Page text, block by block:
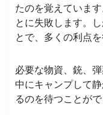
たのを覚えていま
とに失敗します。
とで、多くの利点
必要な物資、銃、
中にキャンプして
るのを待つことがで